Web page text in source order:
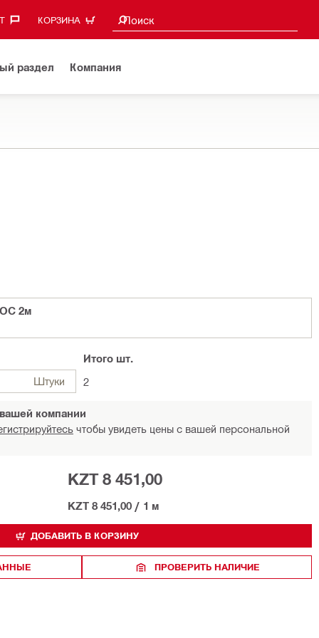
КОРЗИНА Поиск
Поиск предложений
раздел Компания
2м
Штуки
Итого шт.
2
компании
чтобы увидеть цены с вашей персональной
KZT 8 451,00
KZT 8 451,00 / 1 м
ДОБАВИТЬ В КОРЗИНУ
ПРОВЕРИТЬ НАЛИЧИЕ